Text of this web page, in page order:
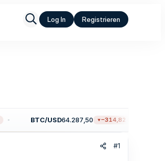
Log In Registrieren
BTC/USD64.287,50 −314,82 (−0,49 %)
#1